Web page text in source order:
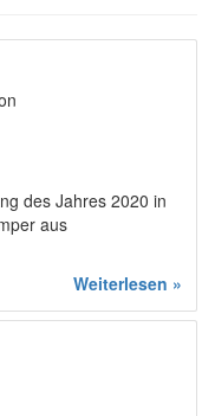
des Jahres 2020 in
aus
Weiterlesen »